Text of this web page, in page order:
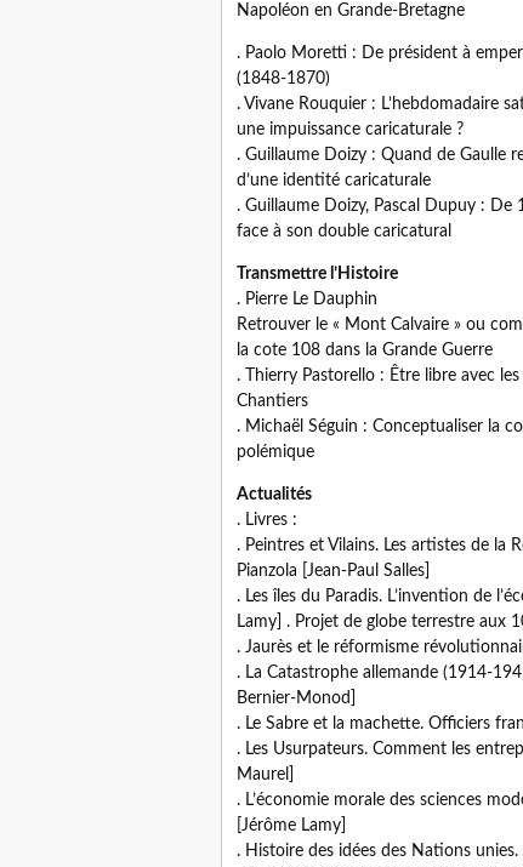
Napoléon en Grande-Bretagne
. Paolo Moretti : De président à
(1848-1870)
. Vivane Rouquier : L’hebdomadaire
une impuissance caricaturale ?
. Guillaume Doizy : Quand de Gaulle
d’une identité caricaturale
. Guillaume Doizy, Pascal Dupuy :
face à son double caricatural
Transmettre l’Histoire
. Pierre Le Dauphin
Retrouver le « Mont Calvaire » ou
la cote 108 dans la Grande Guerre
. Thierry Pastorello : Être libre avec
Chantiers
. Michaël Séguin : Conceptualiser la
polémique
Actualités
. Livres :
. Peintres et Vilains. Les artistes de la
Pianzola [Jean-Paul Salles]
. Les îles du Paradis. L’invention de
Lamy] . Projet de globe terrestre aux
. Jaurès et le réformisme
. La Catastrophe allemande (1914-
Bernier-Monod]
. Le Sabre et la machette. Officiers
. Les Usurpateurs. Comment les
Maurel]
. L’économie morale des sciences
[Jérôme Lamy]
. Histoire des idées des Nations